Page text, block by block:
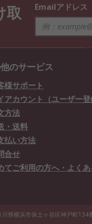
取
Emailアドレス
のサービス
様サポート
アカウント（ユーザー
方法
・送料
払い方法
合せ
てご利用の方へ・よく
県横浜市保土ヶ谷区神戸町